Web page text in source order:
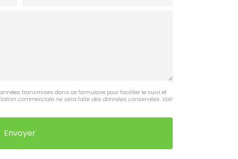
transmises dans ce formulaire pour faciliter le suivi et
commerciale ne sera faite des données conservées. Voir